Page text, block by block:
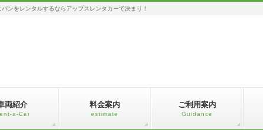
ンをレンタルするならアップスレンタカーで決まり！
両紹介
a-Car
料金案内
estimate
ご利用案内
Guidance